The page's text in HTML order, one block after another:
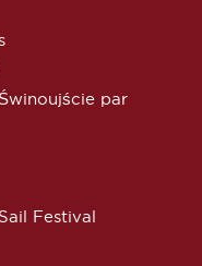
par
Festival